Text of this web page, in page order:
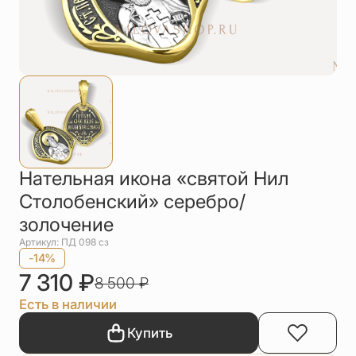
Упаковка
Цепи
Шнурки на
Другое
Нательная икона «святой Нил
Столобенский» серебро/
золочение
Артикул: ПД 098 сз
-14%
7 310 ₽8 500₽
Есть в наличии
Купить